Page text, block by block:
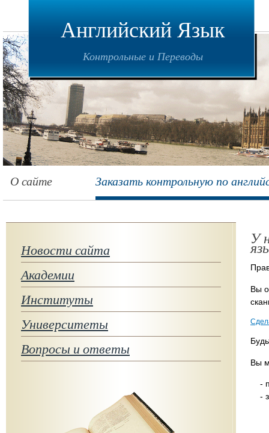
Английский Язык
Контрольные и Переводы
О сайте Заказать контрольную по
Новости сайта
Академии
Институты
Университеты
Вопросы и ответы
У
Вы
Вы
-
-